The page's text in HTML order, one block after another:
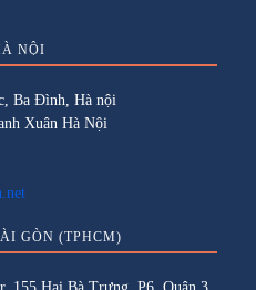
NỘI
Ba Đình, Hà nội
Xuân Hà Nội
GÒN (TPHCM)